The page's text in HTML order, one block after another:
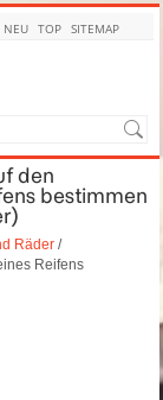
NEU TOP SITEMAP
den
bestimmen
Räder /
Reifens